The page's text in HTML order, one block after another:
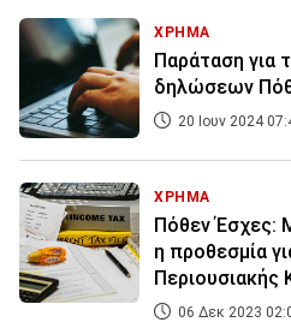
ΧΡΗΜΑ
Παράταση για
δηλώσεων
20 Ιουν 2024
ΧΡΗΜΑ
Πόθεν Έσχες:
η προθεσμία
Περιουσιακής
06 Δεκ 2023